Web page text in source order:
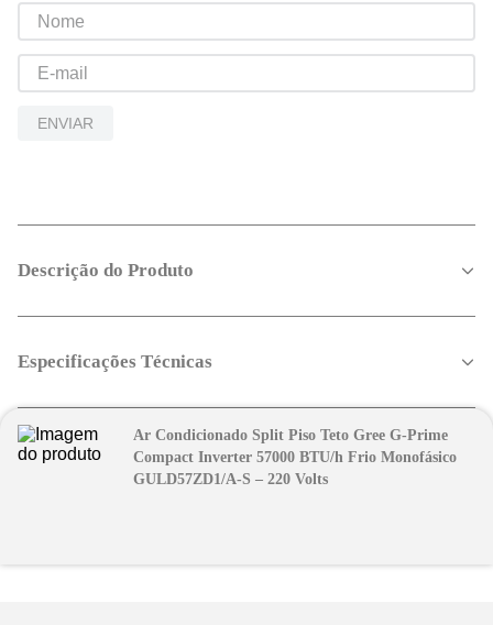
ENVIAR
Descrição do Produto
Especificações Técnicas
Ar Condicionado Split Piso Teto Gree G-Prime
Compact Inverter 57000 BTU/h Frio Monofásico
GULD57ZD1/A-S – 220 Volts